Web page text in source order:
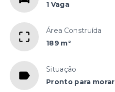
1 Vaga
Área Construída
189 m²
Situação
Pronto para morar